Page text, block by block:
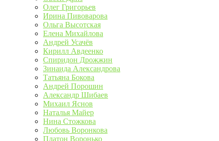
Олег Григорьев
Ирина Пивоварова
Ольга Высотская
Елена Михайлова
Андрей Усачёв
Кирилл Авдеенко
Спиридон Дрожжин
Зинаида Александрова
Татьяна Бокова
Андрей Порошин
Александр Шибаев
Михаил Яснов
Наталья Майер
Нина Стожкова
Любовь Воронкова
Платон Воронько